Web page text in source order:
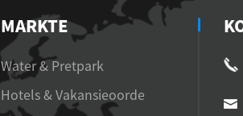
MARKTE
Water & Pretpark
Hotels & Vakansieoorde